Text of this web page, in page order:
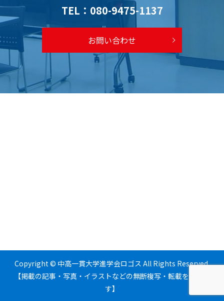
TEL： 080-9475-1137
お問い合わせ
Copyright © 中高一貫大学進学会ロゴス All Rights Reserved.
【掲載の記事・写真・イラストなどの無断複写・転載を禁じま
す】